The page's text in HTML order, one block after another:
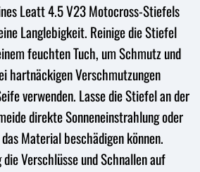
Leatt 4.5 V23 Motocross-Stiefels
Langlebigkeit. Reinige die Stiefel
feuchten Tuch, um Schmutz und
hartnäckigen Verschmutzungen
verwenden. Lasse die Stiefel an der
direkte Sonneneinstrahlung oder
Material beschädigen können.
Verschlüsse und Schnallen auf